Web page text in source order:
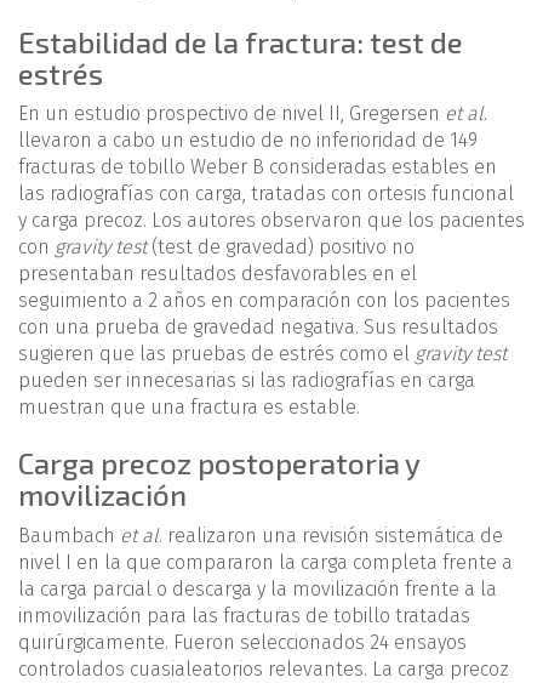
Estabilidad de la fractura: test de
estrés
En un estudio prospectivo de nivel II, Gregersen et al.
llevaron a cabo un estudio de no inferioridad de 149
fracturas de tobillo Weber B consideradas estables en
las radiografías con carga, tratadas con ortesis funcional
y carga precoz. Los autores observaron que los pacientes
con gravity test(test de gravedad) positivo no
presentaban resultados desfavorables en el
seguimiento a 2 años en comparación con los pacientes
con una prueba de gravedad negativa. Sus resultados
sugieren que las pruebas de estrés como el gravity test
pueden ser innecesarias si las radiografías en carga
muestran que una fractura es estable.
Carga precoz postoperatoria y
movilización
Baumbach et al. realizaron una revisión sistemática de
nivel I en la que compararon la carga completa frente a
la carga parcial o descarga y la movilización frente a la
inmovilización para las fracturas de tobillo tratadas
quirúrgicamente. Fueron seleccionados 24 ensayos
controlados cuasialeatorios relevantes. La carga precoz